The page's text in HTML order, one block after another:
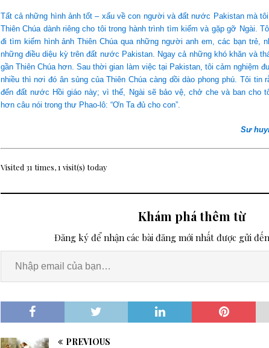
Tất cả những hình ảnh tốt – xấu về con người và đất nước Pakistan mà
Thiên Chúa dành riêng cho tôi trong hành trình tìm kiếm và gặp gỡ Ngài.
đi tìm kiếm hình ảnh Thiên Chúa qua những người anh em, các bạn trẻ,
những điều diệu kỳ trên đất nước Pakistan. Ngay cả những khó khăn và
gần Thiên Chúa hơn. Sau thời gian làm việc tại Pakistan, tôi cảm nghiệm
nhiều thì nơi đó ân sủng của Thiên Chúa càng dồi dào phong phú. Tôi tin
đến đất nước Hồi giáo này; vì thế, Ngài sẽ bảo vệ, chở che và ban cho
hơn câu nói trong thư Phao-lô: “Ơn Ta đủ cho con”.
Sư
Visited 31 times, 1 visit(s) today
Khám phá thêm từ
Đăng ký để nhận các bài đăng mới nhất được gửi
PREVIOUS